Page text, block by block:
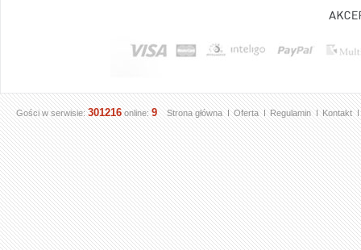
Strona główna Oferta Regulamin Kontakt
Gości w serwisie: 301216 online: 9